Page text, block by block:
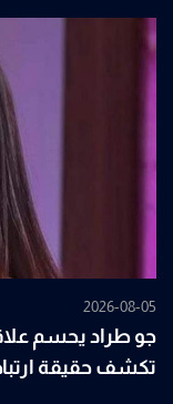
2026-08-05
جو طراد يحسم
تكشف حقيقة